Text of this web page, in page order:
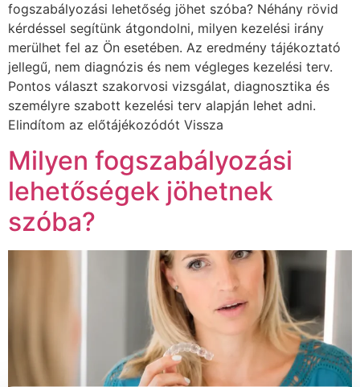
fogszabályozási lehetőség jöhet szóba? Néhány rövid
kérdéssel segítünk átgondolni, milyen kezelési irány
merülhet fel az Ön esetében. Az eredmény tájékoztató
jellegű, nem diagnózis és nem végleges kezelési terv.
Pontos választ szakorvosi vizsgálat, diagnosztika és
személyre szabott kezelési terv alapján lehet adni.
Elindítom az előtájékozódót Vissza
Milyen fogszabályozási
lehetőségek jöhetnek
szóba?